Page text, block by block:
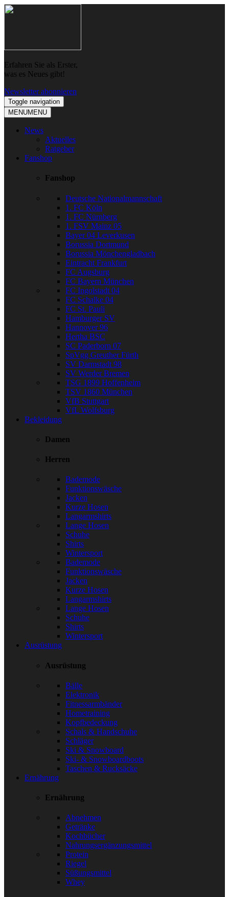
Skip
Skip
Erfahren Sie als Erster,
was es Neues gibt!
Newsletter abonnieren
Toggle navigation
MENUMENU
News
Aktuelles
Ratgeber
Fanshop
Fanshop
Deutsche Nationalmannschaft
1. FC Köln
1. FC Nürnberg
1. FSV Mainz 05
Bayer 04 Leverkusen
Borussia Dortmund
Borussia Mönchengladbach
Eintracht Frankfurt
FC Augsburg
FC Bayern München
FC Ingolstadt 04
FC Schalke 04
FC St. Pauli
Hamburger SV
Hannover 96
Hertha BSC
SC Paderborn 07
SpVgg Greuther Fürth
SV Darmstadt 98
SV Werder Bremen
TSG 1899 Hoffenheim
TSV 1860 München
VfB Stuttgart
VfL Wolfsburg
Bekleidung
Damen
Herren
Bademode
Funktionswäsche
Jacken
Kurze Hosen
Langarmshirts
Lange Hosen
Schuhe
Shirts
Wintersport
Bademode
Funktionswäsche
Jacken
Kurze Hosen
Langarmshirts
Lange Hosen
Schuhe
Shirts
Wintersport
Ausrüstung
Ausrüstung
Bälle
Elektronik
Fitnessarmbänder
Hometraining
Kopfbedeckung
Schals & Handschuhe
Schläger
Ski & Snowboard
Ski- & Snowboardboots
Taschen & Rucksäcke
Ernährung
Ernährung
Abnehmen
Getränke
Kochbücher
Nahrungsergänzungsmittel
Protein
Riegel
Süßungsmittel
Whey